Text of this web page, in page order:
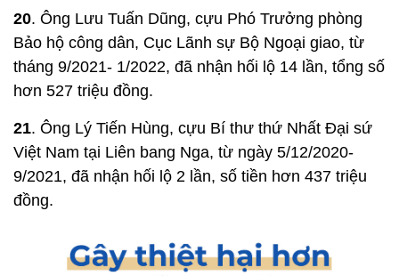
20. Ông Lưu Tuấn Dũng, cựu Phó Trưởng phòng
Bảo hộ công dân, Cục Lãnh sự Bộ Ngoại giao, từ
tháng 9/2021- 1/2022, đã nhận hối lộ 14 lần, tổng số
hơn 527 triệu đồng.
21. Ông Lý Tiến Hùng, cựu Bí thư thứ Nhất Đại sứ
Việt Nam tại Liên bang Nga, từ ngày 5/12/2020-
9/2021, đã nhận hối lộ 2 lần, số tiền hơn 437 triệu
đồng.